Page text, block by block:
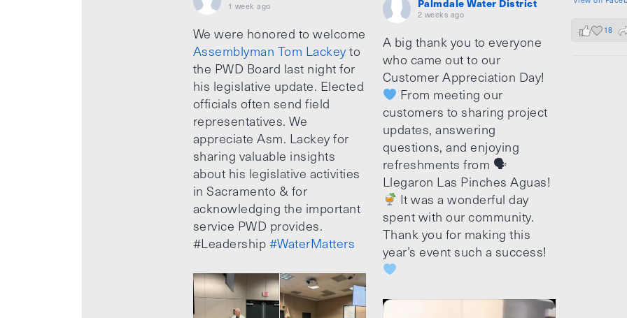
18
1 week ago
We were honored to welcome
Assemblyman Tom Lackeyto
the PWD Board last night for
his legislative update. Elected
officials often send field
representatives. We
appreciate Asm. Lackey for
sharing valuable insights
about his legislative activities
in Sacramento & for
acknowledging the important
service PWD provides.
#Leadership #WaterMatters
Palmdale Water District
2 weeks ago
A big thank you to everyone
who came out to our
Customer Appreciation Day!
From meeting our
customers to sharing project
updates, answering
questions, and enjoying
refreshments from 🗣
Llegaron Las Pinches Aguas!
It was a wonderful day
spent with our community.
Thank you for making this
year’s event such a success!